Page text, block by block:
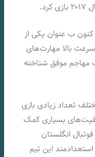
و تا کنون ب عنوان یکی از
سرعت بالا مهارت‌های
مهاجم موفق شناخته
تعداد زیادی بازی
بسیاری کمک
۲۰۱۷ به تیم ملی فوتبال انگلستان
این تیم